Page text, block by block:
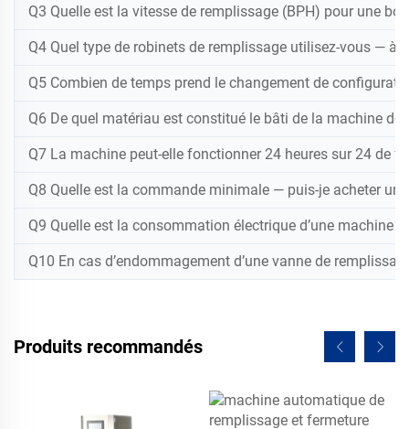
Q3 Quelle est la vitesse de remplissage (BPH) pour une
Q4 Quel type de robinets de remplissage utilisez-vous —
Q5 Combien de temps prend le changement de
Q6 De quel matériau est constitué le bâti de la machine
Q7 La machine peut-elle fonctionner 24 heures sur 24 de
Q8 Quelle est la commande minimale — puis-je acheter
Q9 Quelle est la consommation électrique d’une machine
Q10 En cas d’endommagement d’une vanne de
Produits recommandés